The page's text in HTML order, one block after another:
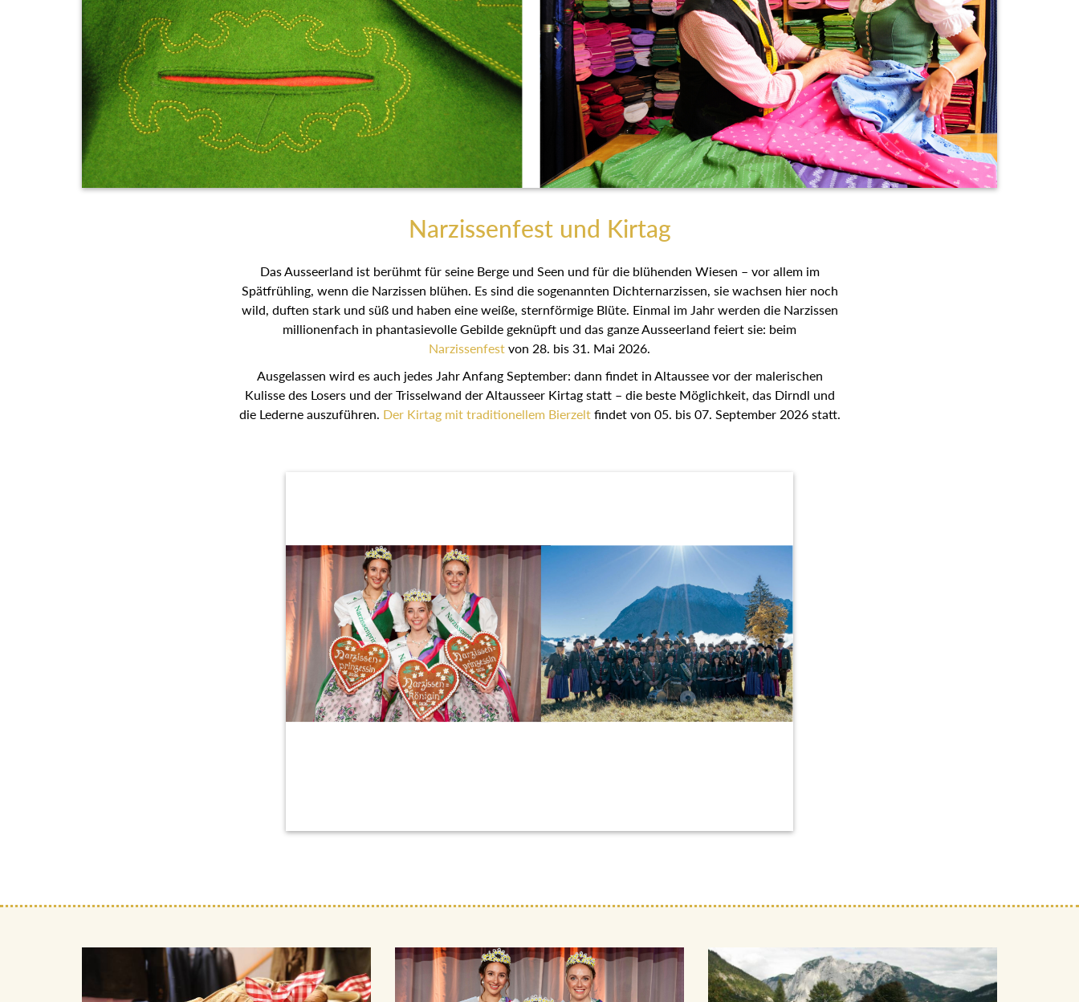
Narzissenfest und Kirtag
Das Ausseerland ist berühmt für seine Berge und Seen und für die blühenden Wiesen – vor allem im
Spätfrühling, wenn die Narzissen blühen. Es sind die sogenannten Dichternarzissen, sie wachsen hier noch
wild, duften stark und süß und haben eine weiße, sternförmige Blüte. Einmal im Jahr werden die Narzissen
millionenfach in phantasievolle Gebilde geknüpft und das ganze Ausseerland feiert sie: beim
Narzissenfest von 28. bis 31. Mai 2026.
Ausgelassen wird es auch jedes Jahr Anfang September: dann findet in Altaussee vor der malerischen
Kulisse des Losers und der Trisselwand der Altausseer Kirtag statt – die beste Möglichkeit, das Dirndl und
die Lederne auszuführen. Der Kirtag mit traditionellem Bierzeltfindet von 05. bis 07. September 2026 statt.